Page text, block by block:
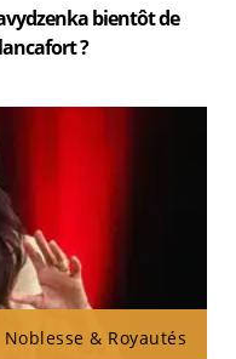
bientôt de
?
Noblesse & Royautés